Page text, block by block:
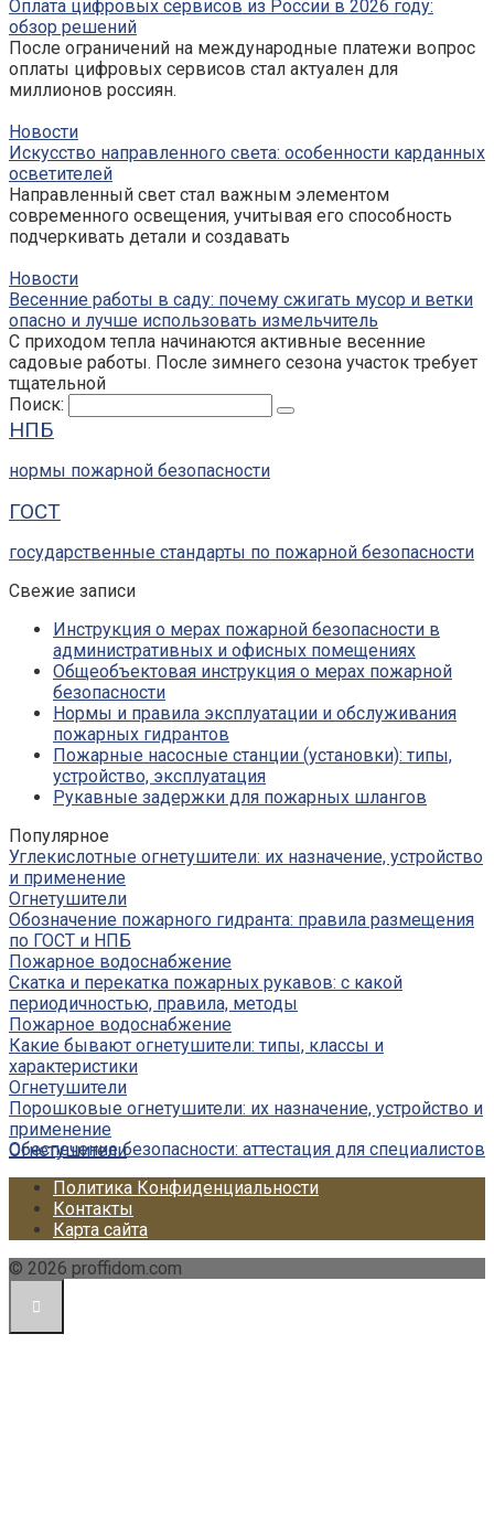
Оплата цифровых сервисов из России в 2026 году:
обзор решений
После ограничений на международные платежи вопрос
оплаты цифровых сервисов стал актуален для
миллионов россиян.
Новости
Искусство направленного света: особенности карданных
осветителей
Направленный свет стал важным элементом
современного освещения, учитывая его способность
подчеркивать детали и создавать
Новости
Весенние работы в саду: почему сжигать мусор и ветки
опасно и лучше использовать измельчитель
С приходом тепла начинаются активные весенние
садовые работы. После зимнего сезона участок требует
тщательной
Поиск:
НПБ
нормы пожарной безопасности
ГОСТ
государственные стандарты по пожарной безопасности
Свежие записи
Инструкция о мерах пожарной безопасности в
административных и офисных помещениях
Общеобъектовая инструкция о мерах пожарной
безопасности
Нормы и правила эксплуатации и обслуживания
пожарных гидрантов
Пожарные насосные станции (установки): типы,
устройство, эксплуатация
Рукавные задержки для пожарных шлангов
Популярное
Углекислотные огнетушители: их назначение, устройство
и применение
Огнетушители
Обозначение пожарного гидранта: правила размещения
по ГОСТ и НПБ
Пожарное водоснабжение
Скатка и перекатка пожарных рукавов: с какой
периодичностью, правила, методы
Пожарное водоснабжение
Какие бывают огнетушители: типы, классы и
характеристики
Огнетушители
Порошковые огнетушители: их назначение, устройство и
применение
Огнетушители
Обеспечение безопасности: аттестация для специалистов
Политика Конфиденциальности
Контакты
Карта сайта
© 2026 proffidom.com